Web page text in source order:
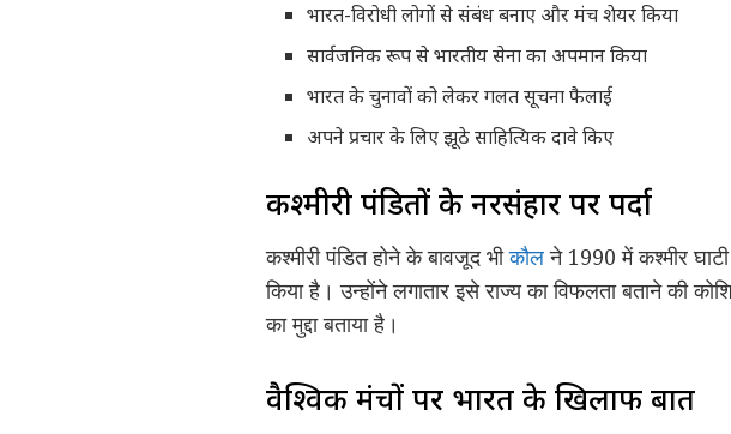
भारत-विरोधी लोगों से संबंध बनाए और मंच शेयर किया
सार्वजनिक रूप से भारतीय सेना का अपमान किया
भारत के चुनावों को लेकर गलत सूचना फैलाई
अपने प्रचार के लिए झूठे साहित्यिक दावे किए
कश्मीरी पंडितों के नरसंहार पर पर्दा
कश्मीरी पंडित होने के बावजूद भीकौलने 1990 में कश्मीर
किया है। उन्होंने लगातार इसे राज्य का विफलता बताने की
का मुद्दा बताया है।
वैश्विक मंचों पर भारत के खिलाफ बात